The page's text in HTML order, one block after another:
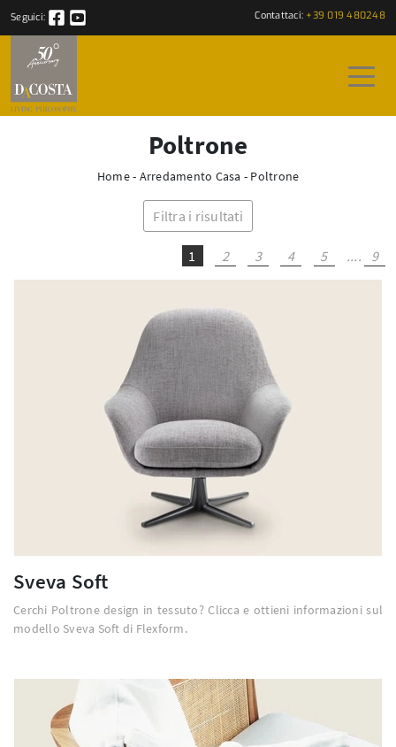
Seguici: Contattaci: +39 019 480248
Poltrone
Home- Arredamento Casa - Poltrone
Filtra i risultati
1 2 3 4 5 .... 9
Sveva Soft
Cerchi Poltrone design in tessuto? Clicca e ottieni informazioni sul
modello Sveva Soft di Flexform.